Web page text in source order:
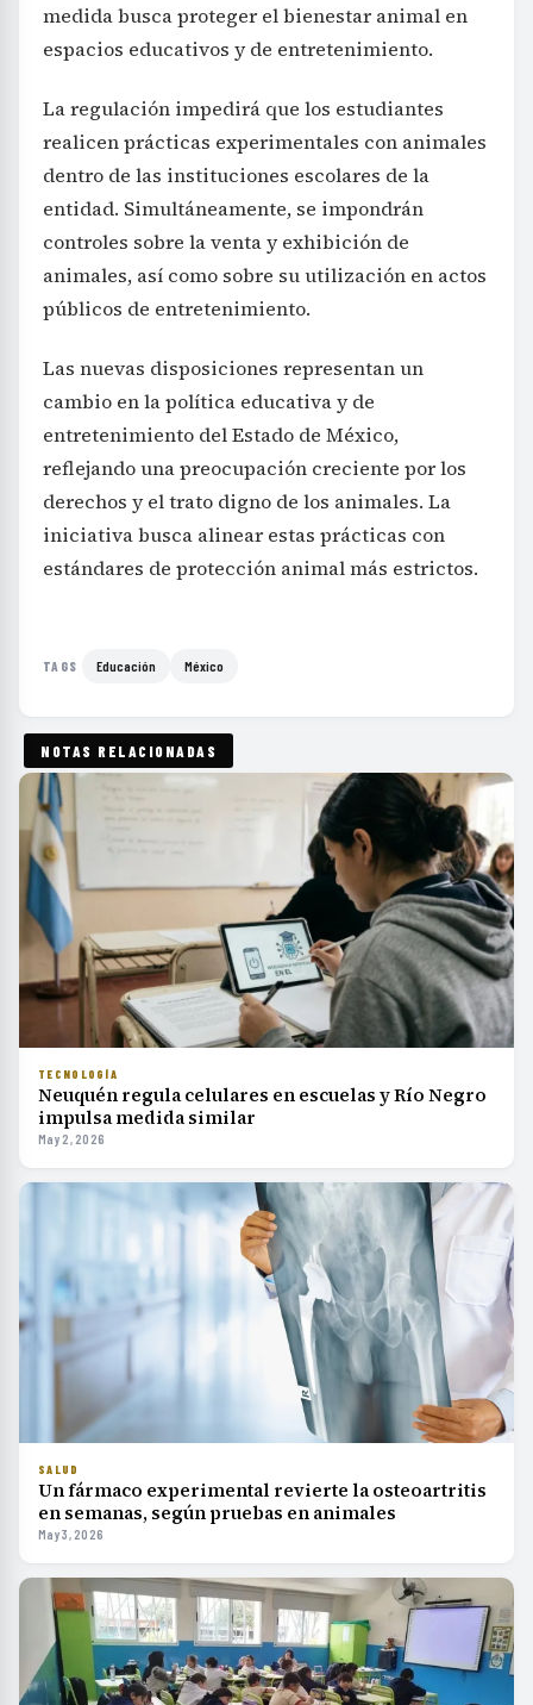
medida busca proteger el bienestar animal en
espacios educativos y de entretenimiento.
La regulación impedirá que los estudiantes
realicen prácticas experimentales con animales
dentro de las instituciones escolares de la
entidad. Simultáneamente, se impondrán
controles sobre la venta y exhibición de
animales, así como sobre su utilización en actos
públicos de entretenimiento.
Las nuevas disposiciones representan un
cambio en la política educativa y de
entretenimiento del Estado de México,
reflejando una preocupación creciente por los
derechos y el trato digno de los animales. La
iniciativa busca alinear estas prácticas con
estándares de protección animal más estrictos.
TAGS Educación México
NOTAS RELACIONADAS
TECNOLOGÍA
Neuquén regula celulares en escuelas y Río Negro
impulsa medida similar
May 2, 2026
SALUD
Un fármaco experimental revierte la osteoartritis
en semanas, según pruebas en animales
May 3, 2026